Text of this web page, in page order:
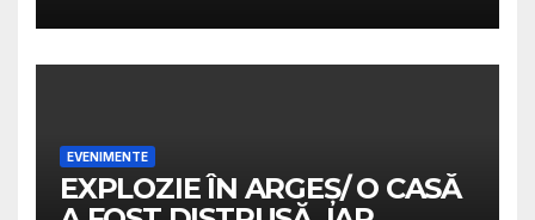
EVENIMENTE
EXPLOZIE ÎN ARGEȘ/ O CASĂ